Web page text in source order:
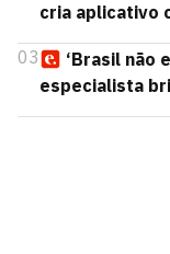
cria aplicativo
03
‘Brasil não
especialista